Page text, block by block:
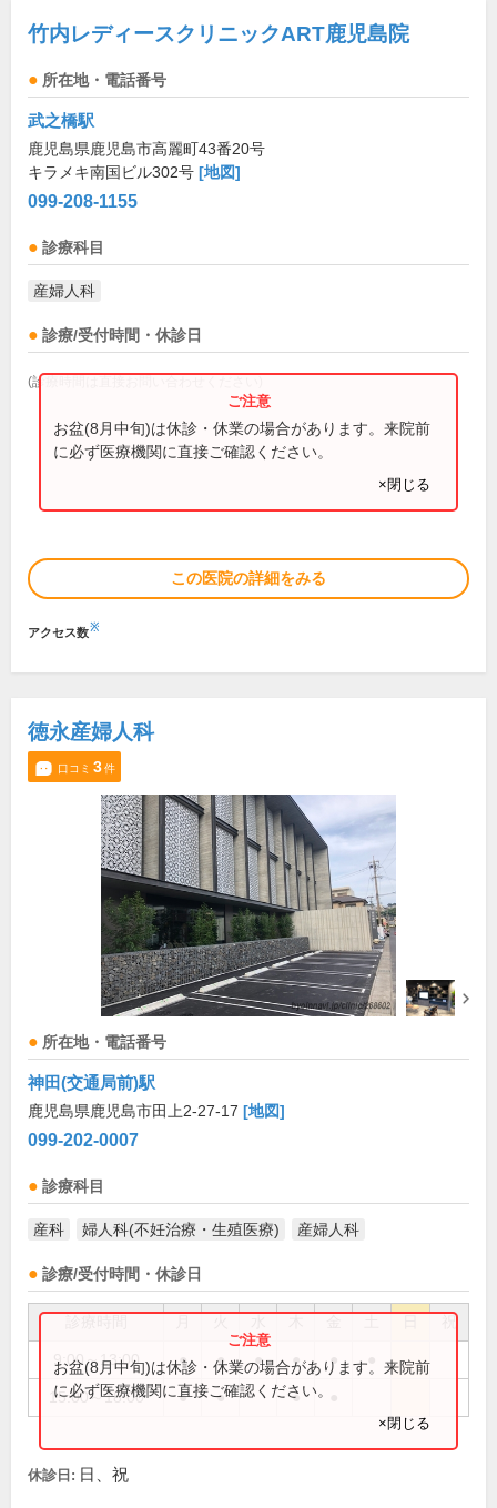
竹内レディースクリニックART鹿児島院
所在地・電話番号
武之橋駅
鹿児島県鹿児島市高麗町43番20号
キラメキ南国ビル302号 [地図]
099-208-1155
診療科目
産婦人科
診療/受付時間・休診日
(診療時間は直接お問い合わせください)
お盆(8月中旬)は休診・休業の場合があります。来院前
に必ず医療機関に直接ご確認ください。
×閉じる
この医院の詳細をみる
アクセス数※
徳永産婦人科
口コミ 3件
所在地・電話番号
神田(交通局前)駅
鹿児島県鹿児島市田上2-27-17 [地図]
099-202-0007
診療科目
産科 婦人科(不妊治療・生殖医療) 産婦人科
診療/受付時間・休診日
祝
9:00～13:00 ● ● ● ● ●
15:00～18:00 ● ● ●
お盆(8月中旬)は休診・休業の場合があります。来院前
に必ず医療機関に直接ご確認ください。
×閉じる
休診日: 日、祝